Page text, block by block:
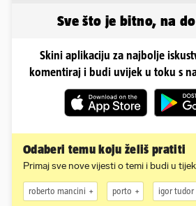
Sve što je bitno, na
Skini aplikaciju za najbolje
komentiraj i budi uvijek u toku s
Odaberi temu koju želiš pratiti
Primaj sve nove vijesti o temi i budi u
roberto mancini porto igor tudor